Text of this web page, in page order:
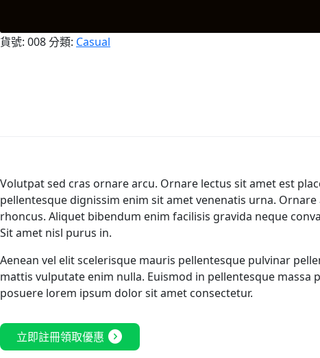
數
量
貨號: 008分類: Casual
Volutpat sed cras ornare arcu. Ornare lectus sit amet est
pellentesque dignissim enim sit amet venenatis urna.
rhoncus. Aliquet bibendum enim facilisis gravida neque
Sit amet nisl purus in.
Aenean vel elit scelerisque mauris pellentesque pulvinar
mattis vulputate enim nulla. Euismod in pellentesque
posuere lorem ipsum dolor sit amet consectetur.
立即註冊領取優惠 expand_circle_right